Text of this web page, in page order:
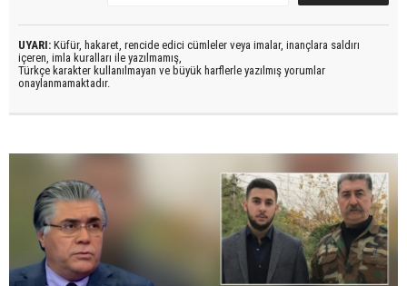
UYARI: Küfür, hakaret, rencide edici cümleler veya imalar, inançlara saldırı
içeren, imla kuralları ile yazılmamış,
Türkçe karakter kullanılmayan ve büyük harflerle yazılmış yorumlar
onaylanmamaktadır.